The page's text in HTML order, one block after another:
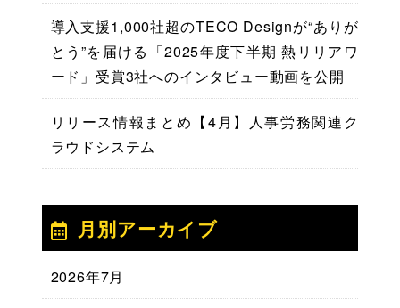
導入支援1,000社超のTECO Designが“ありが
とう”を届ける「2025年度下半期 熱リリアワ
ード」受賞3社へのインタビュー動画を公開
リリース情報まとめ【4月】人事労務関連ク
ラウドシステム
月別アーカイブ
2026年7月